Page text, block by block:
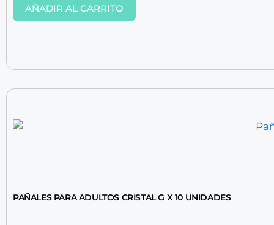
AÑADIR AL CARRITO
PAÑALES PARA ADULTOS CRISTAL G X 10 UNIDADES